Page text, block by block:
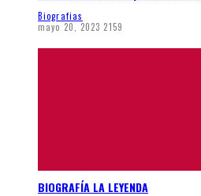
Biografias
mayo 20, 2023 2159
BIOGRAFÍA LA LEYENDA